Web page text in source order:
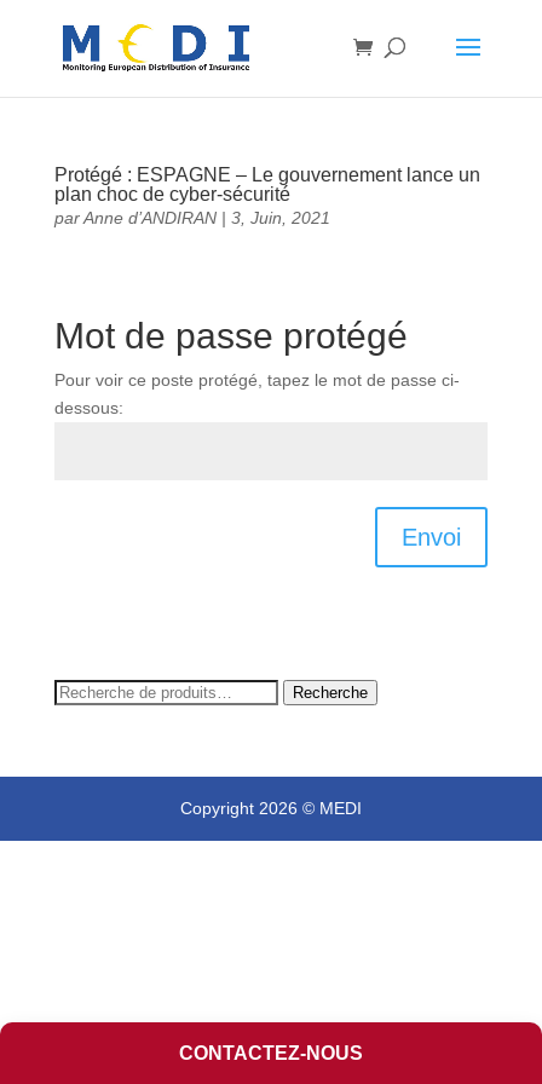
Protégé : ESPAGNE – Le gouvernement lance un
plan choc de cyber-sécurité
parAnne d’ANDIRAN| 3, Juin, 2021
Mot de passe protégé
Pour voir ce poste protégé, tapez le mot de passe ci-
dessous:
Envoi
Recherche
Recherche
Copyright 2026 © MEDI
CONTACTEZ-NOUS